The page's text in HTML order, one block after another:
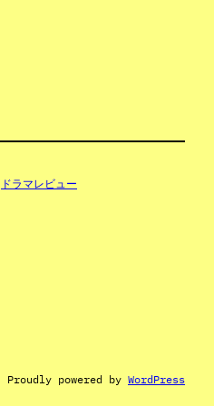
ドラマレビュー
Proudly powered by WordPress